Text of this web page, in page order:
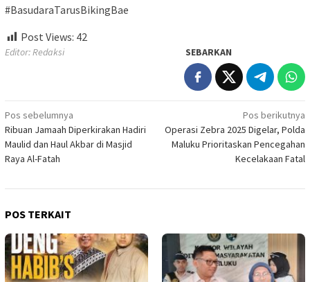
#BasudaraTarusBikingBae
Post Views: 42
Editor: Redaksi SEBARKAN
Navigasi
pos
Pos sebelumnya
Ribuan Jamaah Diperkirakan Hadiri
Maulid dan Haul Akbar di Masjid
Raya Al-Fatah
Pos berikutnya
Operasi Zebra 2025 Digelar, Polda
Maluku Prioritaskan Pencegahan
Kecelakaan Fatal
POS TERKAIT